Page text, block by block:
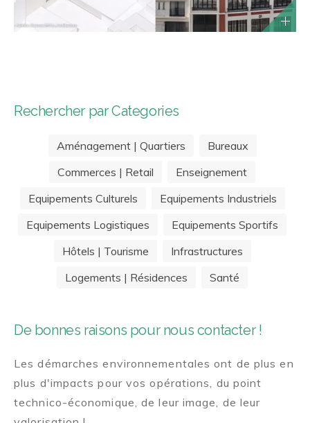
Rechercher par Categories
Aménagement | Quartiers
Bureaux
Commerces | Retail
Enseignement
Equipements Culturels
Equipements Industriels
Equipements Logistiques
Equipements Sportifs
Hôtels | Tourisme
Infrastructures
Logements | Résidences
Santé
De bonnes raisons pour nous contacter !
Les démarches environnementales ont de plus en
plus d'impacts pour vos opérations, du point
technico-économique, de leur image, de leur